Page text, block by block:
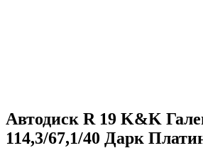
Автодиск R 19 K&K
114,3/67,1/40 Дарк